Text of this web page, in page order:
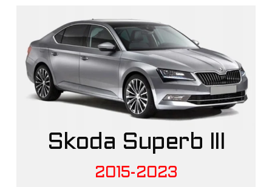
Skoda Superb III
2015-2023